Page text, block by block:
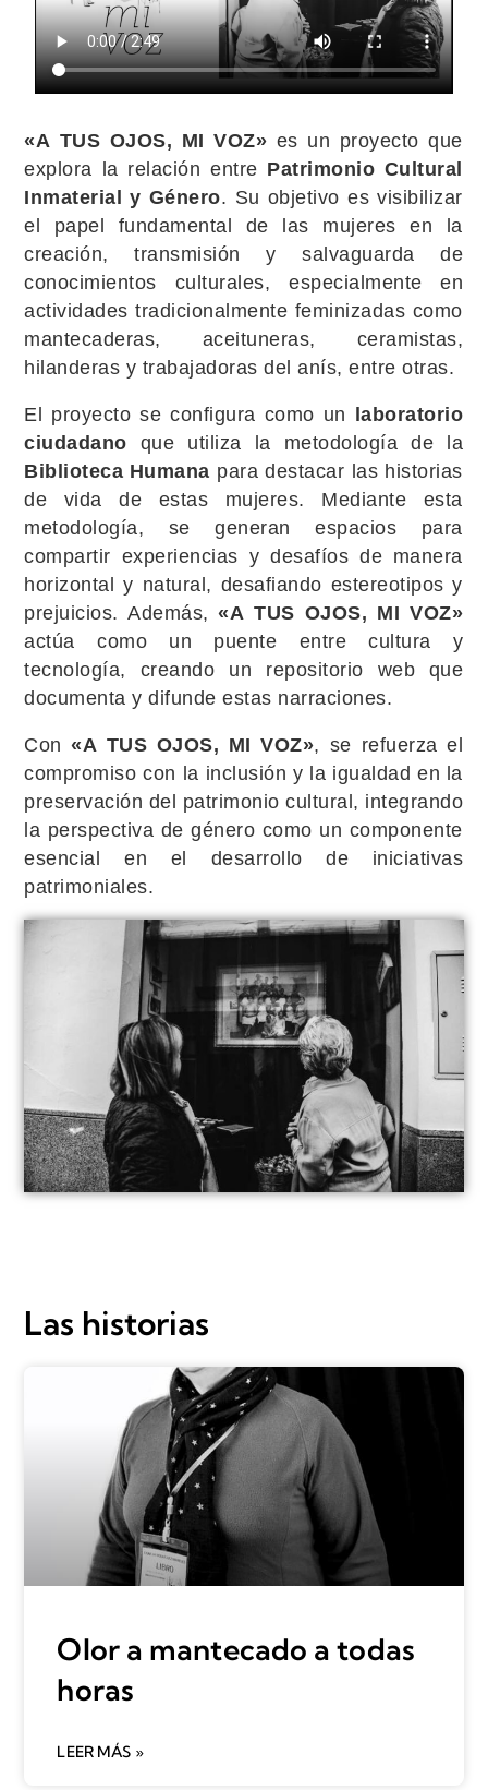
«A TUS OJOS, MI VOZ» es un proyecto que
explora la relación entre Patrimonio Cultural
Inmaterial y Género. Su objetivo es visibilizar
el papel fundamental de las mujeres en la
creación, transmisión y salvaguarda de
conocimientos culturales, especialmente en
actividades tradicionalmente feminizadas como
mantecaderas, aceituneras, ceramistas,
hilanderas y trabajadoras del anís, entre otras.
El proyecto se configura como un laboratorio
ciudadano que utiliza la metodología de la
Biblioteca Humana para destacar las historias
de vida de estas mujeres. Mediante esta
metodología, se generan espacios para
compartir experiencias y desafíos de manera
horizontal y natural, desafiando estereotipos y
prejuicios. Además,«A TUS OJOS, MI VOZ»
actúa como un puente entre cultura y
tecnología, creando un repositorio web que
documenta y difunde estas narraciones.
Con«A TUS OJOS, MI VOZ», se refuerza el
compromiso con la inclusión y la igualdad en la
preservación del patrimonio cultural, integrando
la perspectiva de género como un componente
esencial en el desarrollo de iniciativas
patrimoniales.
Las historias
Olor a mantecado a todas
horas
LEER MÁS »